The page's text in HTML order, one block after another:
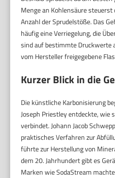
Menge an Kohlensäure steuerst
Anzahl der Sprudelstöße. Das
häufig eine Verriegelung, die
sind auf bestimmte Druckwerte
vom Hersteller freigegebene
Kurzer Blick in die
Die künstliche Karbonisierung
Joseph Priestley entdeckte, wie
verbindet. Johann Jacob
praktisches Verfahren zur
führte zur Herstellung von
dem 20. Jahrhundert gibt es
Marken wie SodaStream